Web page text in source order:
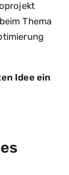
Thema
Idee ein